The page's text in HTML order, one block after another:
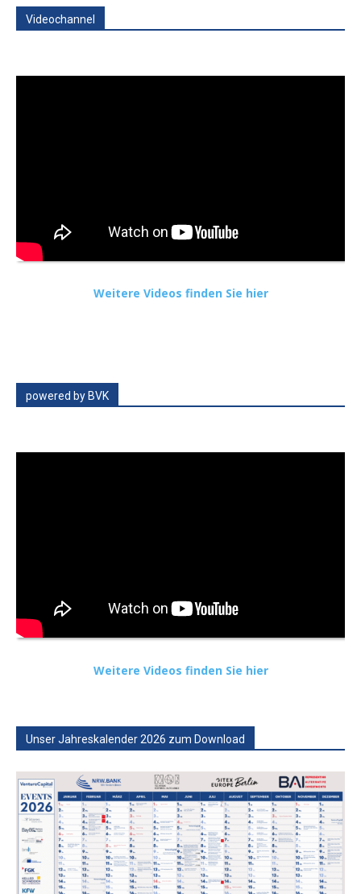
Videochannel
Weitere Videos finden Sie hier
powered by BVK
Weitere Videos finden Sie hier
Unser Jahreskalender 2026 zum Download